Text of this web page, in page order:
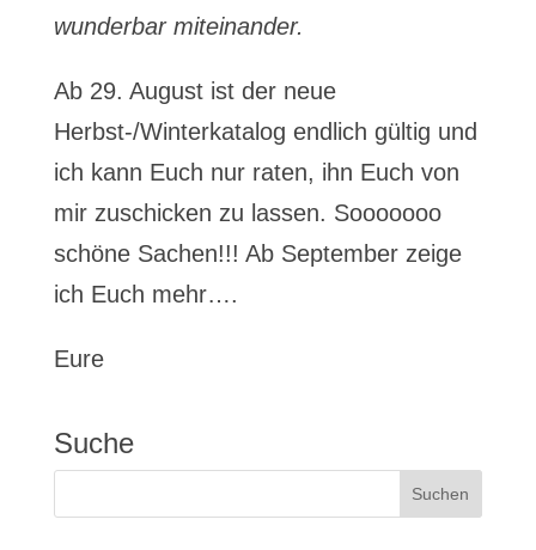
wunderbar miteinander.
Ab 29. August ist der neue
Herbst-/Winterkatalog endlich gültig und
ich kann Euch nur raten, ihn Euch von
mir zuschicken zu lassen. Sooooooo
schöne Sachen!!! Ab September zeige
ich Euch mehr….
Eure
Suche